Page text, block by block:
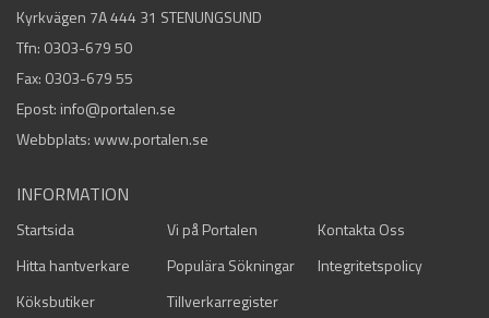
Kyrkvägen 7A 444 31 STENUNGSUND
Tfn: 0303-679 50
Fax: 0303-679 55
Epost: info@portalen.se
Webbplats: www.portalen.se
INFORMATION
Startsida Vi på Portalen
Kontakta Oss
Hitta hantverkare
Populära Sökningar
Integritetspolicy
Köksbutiker
Tillverkarregister